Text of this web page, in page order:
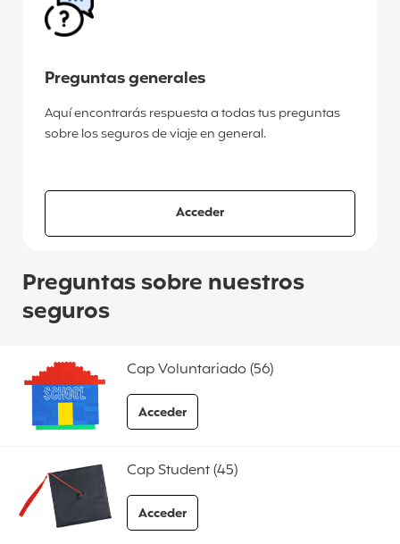
Preguntas generales
Aquí encontrarás respuesta a todas tus preguntas
sobre los seguros de viaje en general.
Accedera las preguntas generales
Preguntas sobre nuestros
seguros
Cap Voluntariado (56)
Acceder
a las preguntas frecuentes Cap
Cap Student (45)
Acceder
a las preguntas frecuentes Cap Student